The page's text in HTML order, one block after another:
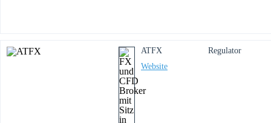
ATFX
Website
Regulator